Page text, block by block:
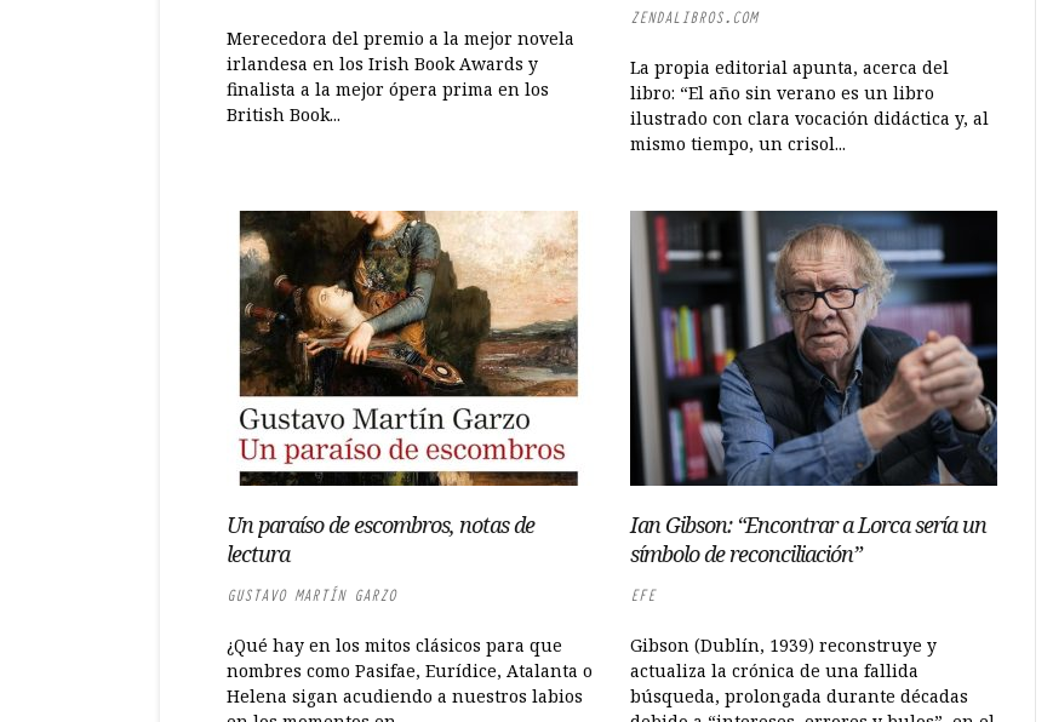
Merecedora del premio a la mejor novela
irlandesa en los Irish Book Awards y
finalista a la mejor ópera prima en los
British Book...
ZENDALIBROS.COM
La propia editorial apunta, acerca del
libro: “El año sin verano es un libro
ilustrado con clara vocación didáctica y, al
mismo tiempo, un crisol...
Un paraíso de escombros, notas de
lectura
GUSTAVO MARTÍN GARZO
¿Qué hay en los mitos clásicos para que
nombres como Pasifae, Eurídice, Atalanta o
Helena sigan acudiendo a nuestros labios
Ian Gibson: “Encontrar a Lorca sería un
símbolo de reconciliación”
EFE
Gibson (Dublín, 1939) reconstruye y
actualiza la crónica de una fallida
búsqueda, prolongada durante décadas